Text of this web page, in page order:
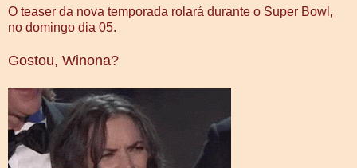
O teaser da nova temporada rolará durante o Super Bowl,
no domingo dia 05.
Gostou, Winona?